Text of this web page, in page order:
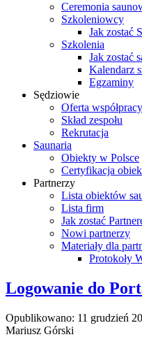
Ceremonia
Szkoleniowcy
Jak zostać
Szkolenia
Jak zostać
Kalendarz
Egzaminy
Sędziowie
Oferta współpracy
Skład zespołu
Rekrutacja
Saunaria
Obiekty w Polsce
Certyfikacja
Partnerzy
Lista obiektów
Lista firm
Jak zostać
Nowi partnerzy
Materiały dla
Protokoły
Logowanie do
Opublikowano: 11 grudzień
Mariusz Górski